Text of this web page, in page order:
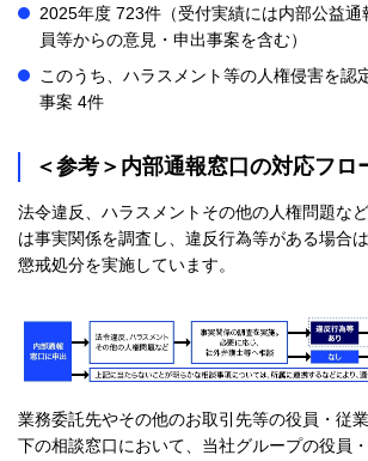
2025年度 723件（受付実績には内部公益通
員等からの意見・申出事案を含む）
このうち、ハラスメント等の人権侵害を認
事案 4件
＜参考＞内部通報窓口の対応フロ
法令違反、ハラスメントその他の人権問題な
は事実関係を調査し、違反行為等がある場合
懲戒処分を実施しています。
業務委託先やその他のお取引先等の役員・従
下の相談窓口において、当社グループの役員